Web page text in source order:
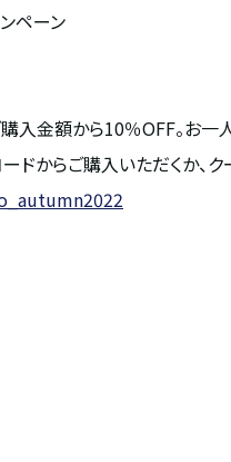
ペーン
金額から10％OFF。お一
ドからご購入いただくか、